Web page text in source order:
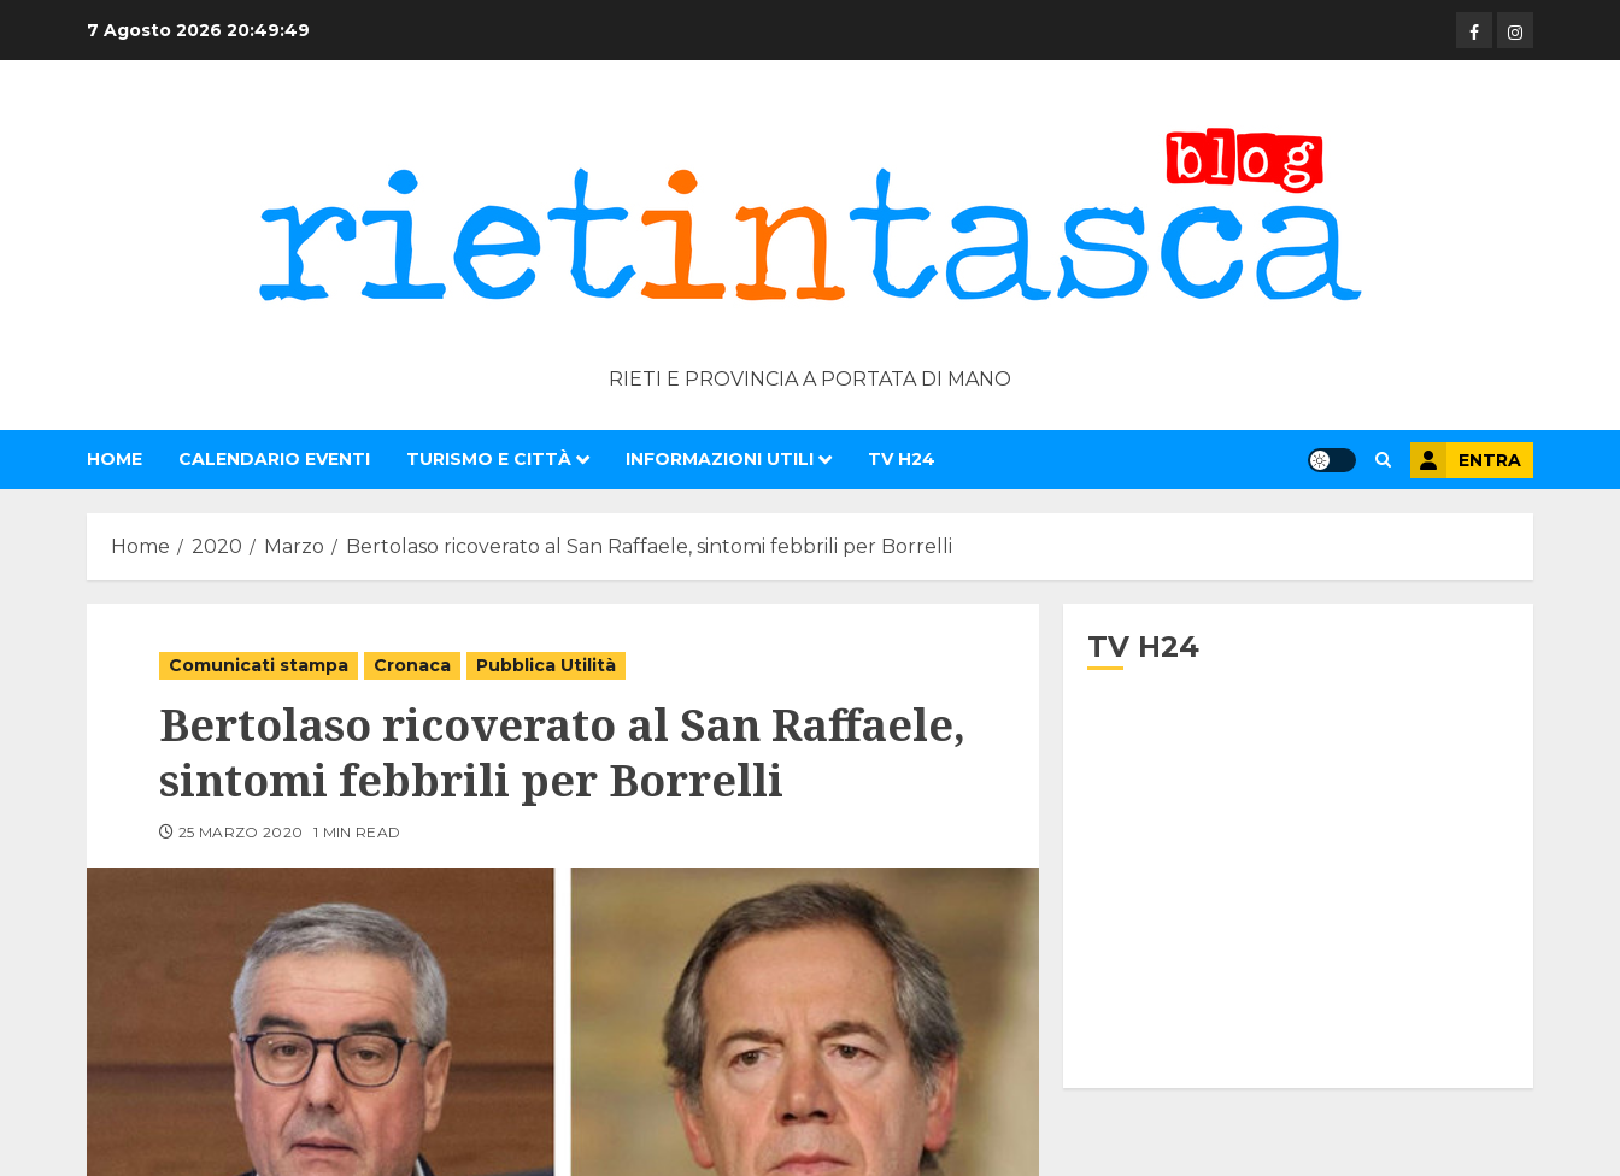
7 Agosto 2026 20:49:49 FacebookInstagram
RIETI E PROVINCIA A PORTATA DI MANO
HOME CALENDARIO EVENTI TURISMO E CITTÀ INFORMAZIONI UTILI TV H24 ENTRA
Home 2020 Marzo Bertolaso ricoverato al San Raffaele, sintomi febbrili per Borrelli
Comunicati stampa Cronaca Pubblica Utilità
Bertolaso ricoverato al San Raffaele,
sintomi febbrili per Borrelli
25 MARZO 2020 1 MIN READ
TV H24